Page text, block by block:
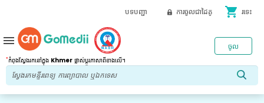
បទបញ្ជា ការចូលជាដៃគូ shopping_cart រទេះ
*កំពុងស្វែងរកនៅក្នុង Khmer ផ្លាស់ប្តូរភាសាពីខាងលើ។
ចូល
menu